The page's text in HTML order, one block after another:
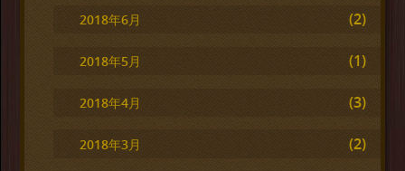
2018年6月 (2)
2018年5月 (1)
2018年4月 (3)
2018年3月 (2)